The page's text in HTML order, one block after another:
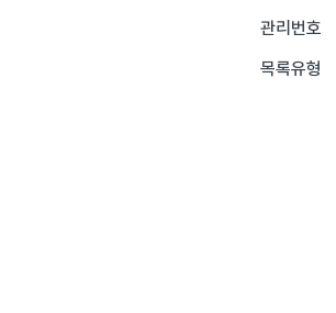
관리번호
목록유형